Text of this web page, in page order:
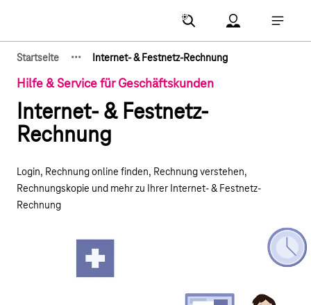
Account Menu
Startseite
Zeige verborgene Breadcrumb-Elemente
··· Internet- & Festnetz-Rechnung
Hilfe & Service für Geschäftskunden
Internet- & Festnetz-
Rechnung
Login, Rechnung online finden, Rechnung verstehen,
Rechnungskopie und mehr zu Ihrer Internet- & Festnetz-
Rechnung